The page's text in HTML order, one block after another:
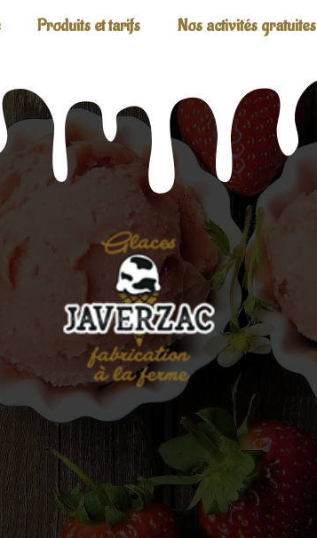
Produits et tarifs Nos activités gratuites